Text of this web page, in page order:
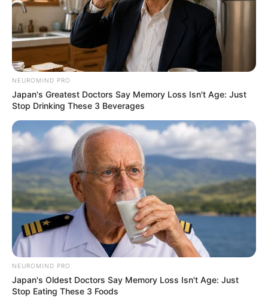
NEUROMIND PRO
Japan's Greatest Doctors Say Memory Loss Isn't Age: Just
Stop Drinking These 3 Beverages
NEUROMIND PRO
Japan's Oldest Doctors Say Memory Loss Isn't Age: Just
Stop Eating These 3 Foods